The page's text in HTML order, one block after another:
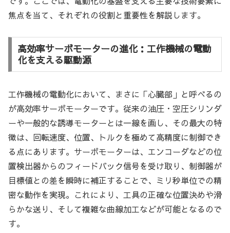
焦点を当て、それぞれの役割と重要性を解説します。
高効率サーボモーターの進化：工作機械の電動
化を支える駆動源
工作機械の電動化において、まさに「心臓部」と呼べるの
が高効率サーボモーターです。従来の油圧・空圧シリンダ
ーや一般的な誘導モーターとは一線を画し、その最大の特
徴は、回転速度、位置、トルクを極めて高精度に制御でき
る点にあります。サーボモーターは、エンコーダなどの位
置検出器からのフィードバック信号を受け取り、制御器が
目標値との差を瞬時に補正することで、ミリ秒単位での精
密な動作を実現。これにより、工具の正確な位置決めや滑
らかな送り、そして複雑な曲線加工などが可能となるので
す。